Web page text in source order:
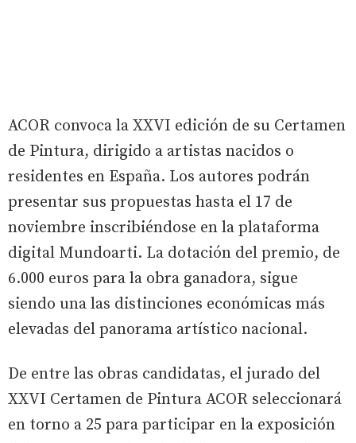
ACOR convoca la XXVI edición de su Certamen
de Pintura, dirigido a artistas nacidos o
residentes en España. Los autores podrán
presentar sus propuestas hasta el 17 de
noviembre inscribiéndose en la plataforma
digital Mundoarti. La dotación del premio, de
6.000 euros para la obra ganadora, sigue
siendo una las distinciones económicas más
elevadas del panorama artístico nacional.
De entre las obras candidatas, el jurado del
XXVI Certamen de Pintura ACOR seleccionará
en torno a 25 para participar en la exposición